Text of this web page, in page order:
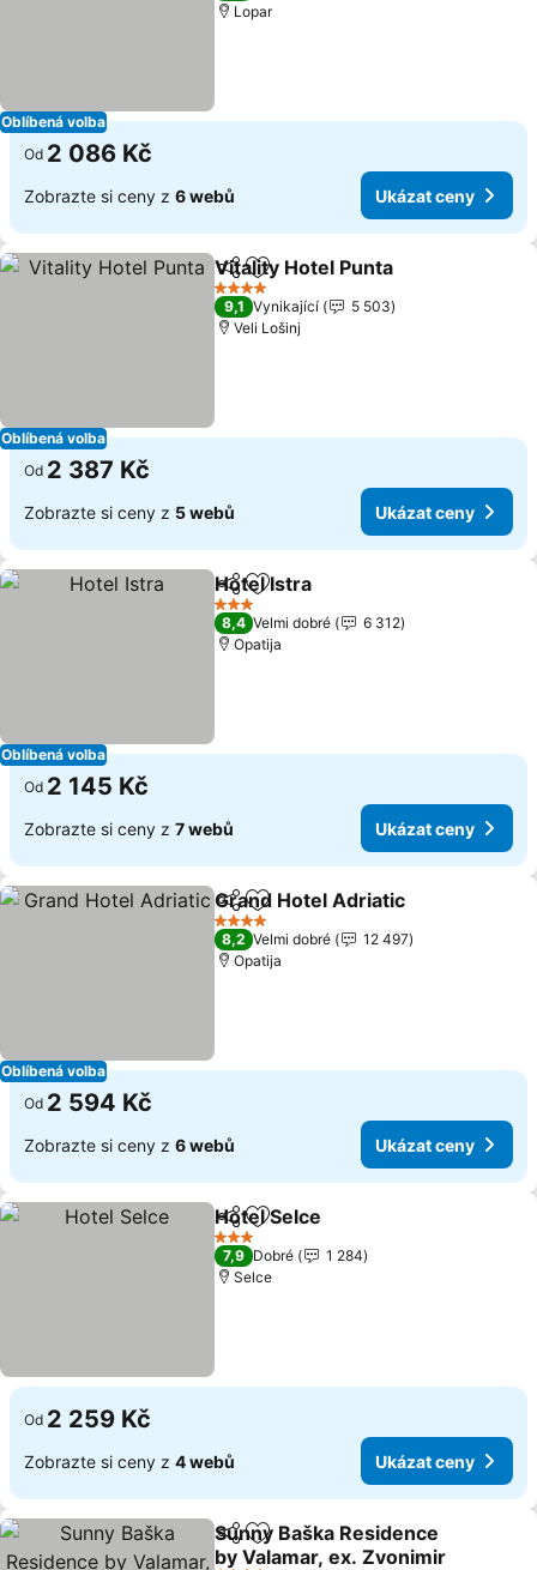
Oblíbená volba
Lopar
Od 2 086 Kč
Zobrazte si ceny z 6 webů Ukázat ceny
Oblíbená volba
SdíletPřidat na seznam oblíbených
Vitality Hotel Punta
4 Počet hvězdiček
9,1 Vynikající
5 503
Veli Lošinj
Od 2 387 Kč
Zobrazte si ceny z 5 webů Ukázat ceny
Oblíbená volba
SdíletPřidat na seznam oblíbených
Hotel Istra
3 Počet hvězdiček
8,4 Velmi dobré
6 312
Opatija
Od 2 145 Kč
Zobrazte si ceny z 7 webů Ukázat ceny
Oblíbená volba
SdíletPřidat na seznam oblíbených
Grand Hotel Adriatic
4 Počet hvězdiček
8,2 Velmi dobré
12 497
Opatija
Od 2 594 Kč
Zobrazte si ceny z 6 webů Ukázat ceny
SdíletPřidat na seznam oblíbených
Hotel Selce
3 Počet hvězdiček
7,9 Dobré
1 284
Selce
Od 2 259 Kč
Zobrazte si ceny z 4 webů Ukázat ceny
SdíletPřidat na seznam oblíbených
Sunny Baška Residence
by Valamar, ex. Zvonimir